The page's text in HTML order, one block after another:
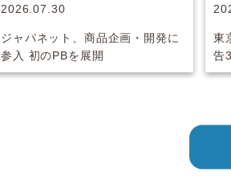
2026.07.30
ジャパネット、商品企画・開発に
参入 初のPBを展開
東
告